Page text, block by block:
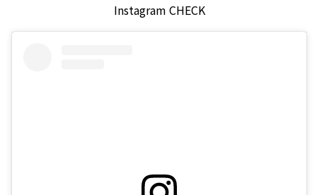
Instagram CHECK